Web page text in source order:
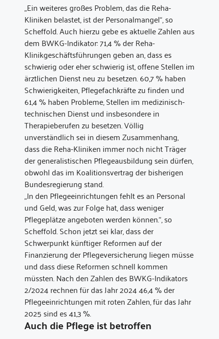
„Ein weiteres großes Problem, das die Reha-
Kliniken belastet, ist der Personalmangel“, so
Scheffold. Auch hierzu gebe es aktuelle Zahlen aus
dem BWKG-Indikator: 71,4 % der Reha-
Klinikgeschäftsführungen geben an, dass es
schwierig oder eher schwierig ist, offene Stellen im
ärztlichen Dienst neu zu besetzen. 60,7 % haben
Schwierigkeiten, Pflegefachkräfte zu finden und
61,4 % haben Probleme, Stellen im medizinisch-
technischen Dienst und insbesondere in
Therapieberufen zu besetzen. Völlig
unverständlich sei in diesem Zusammenhang,
dass die Reha-Kliniken immer noch nicht Träger
der generalistischen Pflegeausbildung sein dürfen,
obwohl das im Koalitionsvertrag der bisherigen
Bundesregierung stand.
„In den Pflegeeinrichtungen fehlt es an Personal
und Geld, was zur Folge hat, dass weniger
Pflegeplätze angeboten werden können.“, so
Scheffold. Schon jetzt sei klar, dass der
Schwerpunkt künftiger Reformen auf der
Finanzierung der Pflegeversicherung liegen müsse
und dass diese Reformen schnell kommen
müssten. Nach den Zahlen des BWKG-Indikators
2/2024 rechnen für das Jahr 2024 46,4 % der
Pflegeeinrichtungen mit roten Zahlen, für das Jahr
2025 sind es 41,3 %.
Auch die Pflege ist betroffen